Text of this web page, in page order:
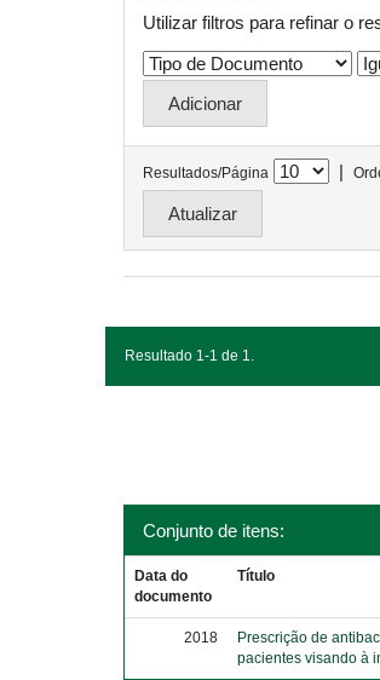
Utilizar filtros para refinar o
Resultados/Página |
Resultado 1-1 de 1.
Conjunto de itens:
Data do
documento
Título
2018
Prescrição de
pacientes visando à